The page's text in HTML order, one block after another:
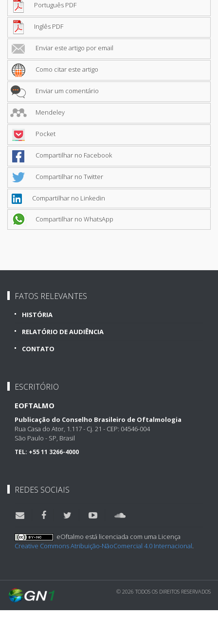
Português PDF
Inglês PDF
Enviar este artigo por email
Como citar este artigo
Enviar um comentário
Mendeley
Pocket
Compartilhar no Facebook
Compartilhar no Twitter
Compartilhar no Linkedin
Compartilhar no WhatsApp
FATOS RELEVANTES
HISTÓRIA
RELATÓRIO DE AUDIÊNCIA
CONTATO
ESCRITÓRIO
EOFTALMO
Publicação do Conselho Brasileiro de Oftalmologia
Rua Casa do Ator, 1.117 - Cj. 21 - CEP: 04546-004
São Paulo - SP, Brasil
TEL: +55 11 3266-4000
REDES SOCIAIS
eOftalmo está licenciada com uma Licença
Creative Commons Atribuição-NãoComercial 4.0 Internacional.
© 2026 TODOS OS DIREITOS RESERVADOS